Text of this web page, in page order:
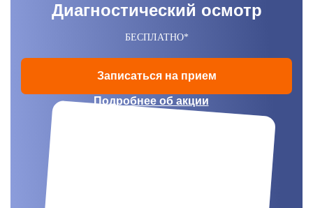
Диагностический осмотр
БЕСПЛАТНО*
Записаться на прием
Подробнее об акции